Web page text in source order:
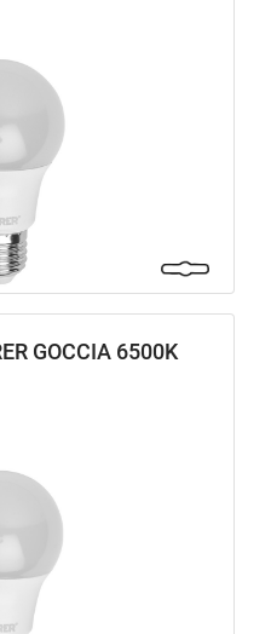
GOCCIA 6500K